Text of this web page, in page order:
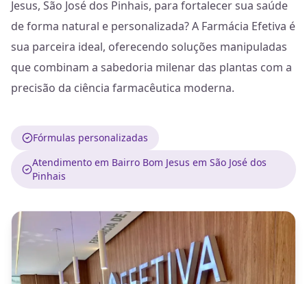
Jesus, São José dos Pinhais, para fortalecer sua saúde
de forma natural e personalizada? A Farmácia Efetiva é
sua parceira ideal, oferecendo soluções manipuladas
que combinam a sabedoria milenar das plantas com a
precisão da ciência farmacêutica moderna.
Fórmulas personalizadas
Atendimento em Bairro Bom Jesus em São José dos
Pinhais